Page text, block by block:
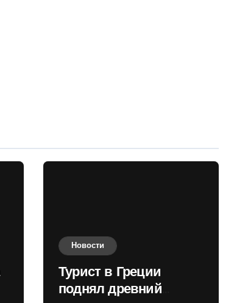
Новости
Турист в Греции
поднял древний